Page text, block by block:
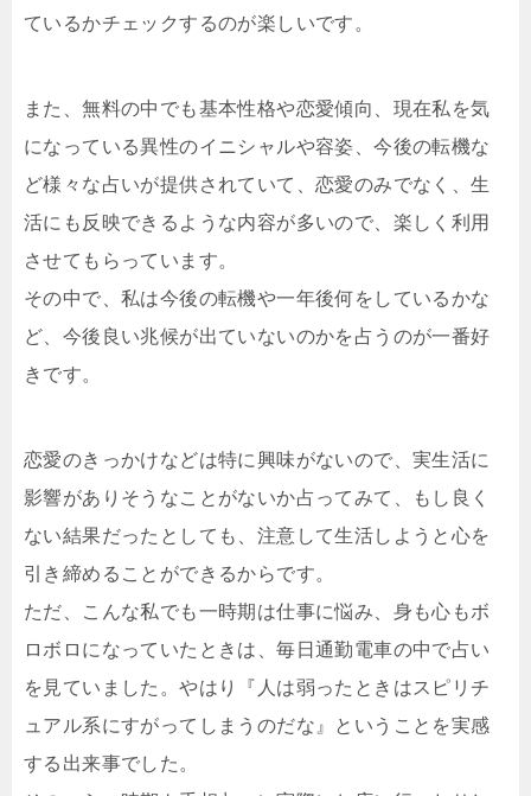
ているかチェックするのが楽しいです。
また、無料の中でも基本性格や恋愛傾向、現在私を気
になっている異性のイニシャルや容姿、今後の転機な
ど様々な占いが提供されていて、恋愛のみでなく、生
活にも反映できるような内容が多いので、楽しく利用
させてもらっています。
その中で、私は今後の転機や一年後何をしているかな
ど、今後良い兆候が出ていないのかを占うのが一番好
きです。
恋愛のきっかけなどは特に興味がないので、実生活に
影響がありそうなことがないか占ってみて、もし良く
ない結果だったとしても、注意して生活しようと心を
引き締めることができるからです。
ただ、こんな私でも一時期は仕事に悩み、身も心もボ
ロボロになっていたときは、毎日通勤電車の中で占い
を見ていました。やはり『人は弱ったときはスピリチ
ュアル系にすがってしまうのだな』ということを実感
する出来事でした。